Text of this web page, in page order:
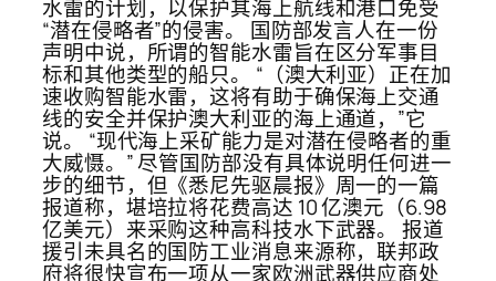
水雷的计划，以保护其海上航线和港口免受
“潜在侵略者”的侵害。 国防部发言人在一份
声明中说，所谓的智能水雷旨在区分军事目
标和其他类型的船只。 “（澳大利亚）正在加
速收购智能水雷，这将有助于确保海上交通
线的安全并保护澳大利亚的海上通道，”它
说。 “现代海上采矿能力是对潜在侵略者的重
大威慑。” 尽管国防部没有具体说明任何进一
步的细节，但《悉尼先驱晨报》周一的一篇
报道称，堪培拉将花费高达 10 亿澳元（6.98
亿美元）来采购这种高科技水下武器。 报道
援引未具名的国防工业消息来源称，联邦政
府将很快宣布一项从一家欧洲武器供应商处